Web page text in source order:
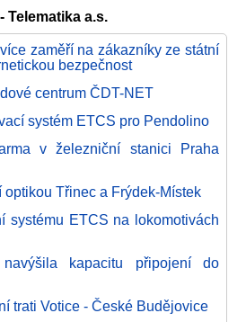
Telematika a.s.
zaměří na zákazníky ze státní
bezpečnost
centrum ČDT-NET
systém ETCS pro Pendolino
v železniční stanici Praha
optikou Třinec a Frýdek-Místek
systému ETCS na lokomotivách
kapacitu připojení do
trati Votice - České Budějovice